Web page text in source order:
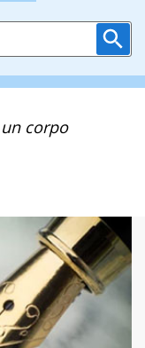
corpo